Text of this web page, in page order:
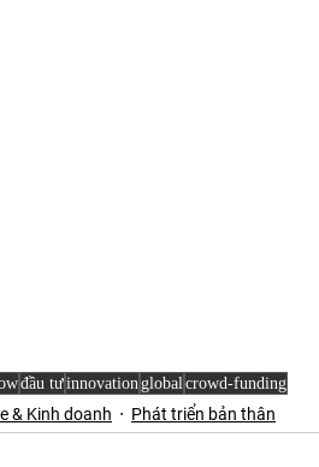
đầu tưinnovationglobalcrowd-funding
& Kinh doanh Phát triển bản thân